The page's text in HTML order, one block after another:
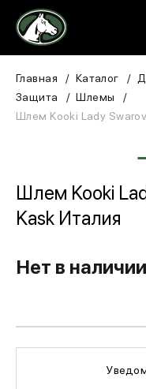
Москва
Для всадника
В конюшню
ЗООТОВАРЫ
Для собаки
БРЕНДЫ
Главная Каталог
Защита
Шлемы
Шлем Kooki Lady
Шлем Kooki
Kask Италия
Нет в наличии